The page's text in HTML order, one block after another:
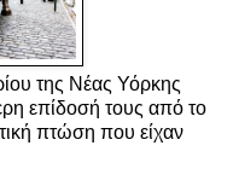
της Νέας Υόρκης
επίδοσή τους από το
πτώση που είχαν